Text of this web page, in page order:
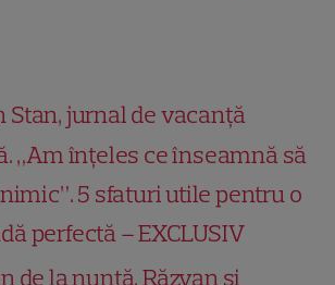
Stan, jurnal de vacanță
„Am înțeles ce înseamnă să
5 sfaturi utile pentru o
perfectă – EXCLUSIV
de la nuntă, Răzvan și